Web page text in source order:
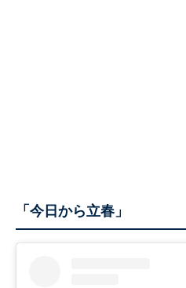
「今日から立春」